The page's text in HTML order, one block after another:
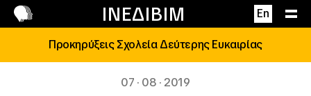
ΙΝΕΔΙΒΙΜ En
Επικοινωνία
Προκηρύξεις Σχολεία Δεύτερης Ευκαιρίας
07 · 08 · 2019